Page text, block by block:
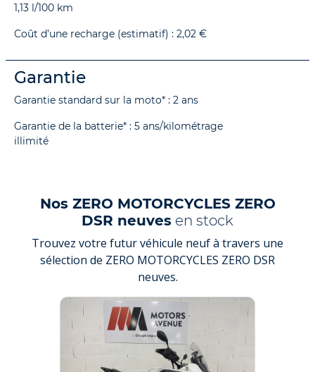
1,13 l/100 km
Coût d’une recharge (estimatif) : 2,02 €
Garantie
Garantie standard sur la moto* : 2 ans
Garantie de la batterie* : 5 ans/kilométrage
illimité
Nos ZERO MOTORCYCLES ZERO
DSR neuves en stock
Trouvez votre futur véhicule neuf à travers une
sélection de ZERO MOTORCYCLES ZERO DSR
neuves.